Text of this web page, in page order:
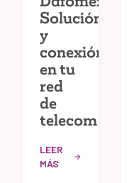
Solución
y
conexión
en tu
red
de
telecom
LEER
MÁS